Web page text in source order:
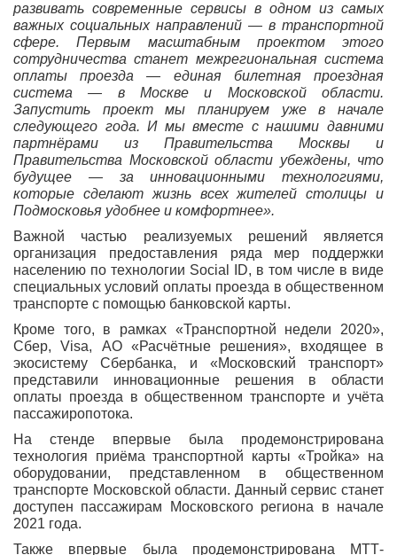
развивать современные сервисы в одном из самых
важных социальных направлений — в транспортной
сфере.
Первым масштабным проектом этого
сотрудничества станет межрегиональная система
оплаты проезда — единая билетная проездная
система — в Москве и Московской области.
Запустить проект мы планируем уже в начале
следующего года. И мы вместе с нашими давними
партнёрами из Правительства Москвы и
Правительства Московской области убеждены, что
будущее — за инновационными технологиями,
которые сделают жизнь всех жителей столицы и
Подмосковья удобнее и комфортнее».
Важной частью реализуемых решений является
организация предоставления ряда мер поддержки
населению по технологии Social ID, в том числе в виде
специальных условий оплаты проезда в общественном
транспорте с помощью банковской карты.
Кроме того, в рамках «Транспортной недели 2020»,
Сбер, Visa, АО «Расчётные решения», входящее в
экосистему Сбербанка, и «Московский транспорт»
представили инновационные решения в области
оплаты проезда в общественном транспорте и учёта
пассажиропотока.
На стенде впервые была продемонстрирована
технология приёма транспортной карты «Тройка» на
оборудовании, представленном в общественном
транспорте Московской области. Данный сервис станет
доступен пассажирам Московского региона в начале
2021 года.
Также впервые была продемонстрирована МТТ-